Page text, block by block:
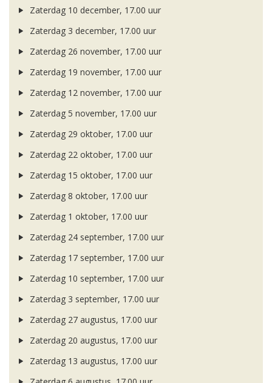
Zaterdag 10 december, 17.00 uur
Zaterdag 3 december, 17.00 uur
Zaterdag 26 november, 17.00 uur
Zaterdag 19 november, 17.00 uur
Zaterdag 12 november, 17.00 uur
Zaterdag 5 november, 17.00 uur
Zaterdag 29 oktober, 17.00 uur
Zaterdag 22 oktober, 17.00 uur
Zaterdag 15 oktober, 17.00 uur
Zaterdag 8 oktober, 17.00 uur
Zaterdag 1 oktober, 17.00 uur
Zaterdag 24 september, 17.00 uur
Zaterdag 17 september, 17.00 uur
Zaterdag 10 september, 17.00 uur
Zaterdag 3 september, 17.00 uur
Zaterdag 27 augustus, 17.00 uur
Zaterdag 20 augustus, 17.00 uur
Zaterdag 13 augustus, 17.00 uur